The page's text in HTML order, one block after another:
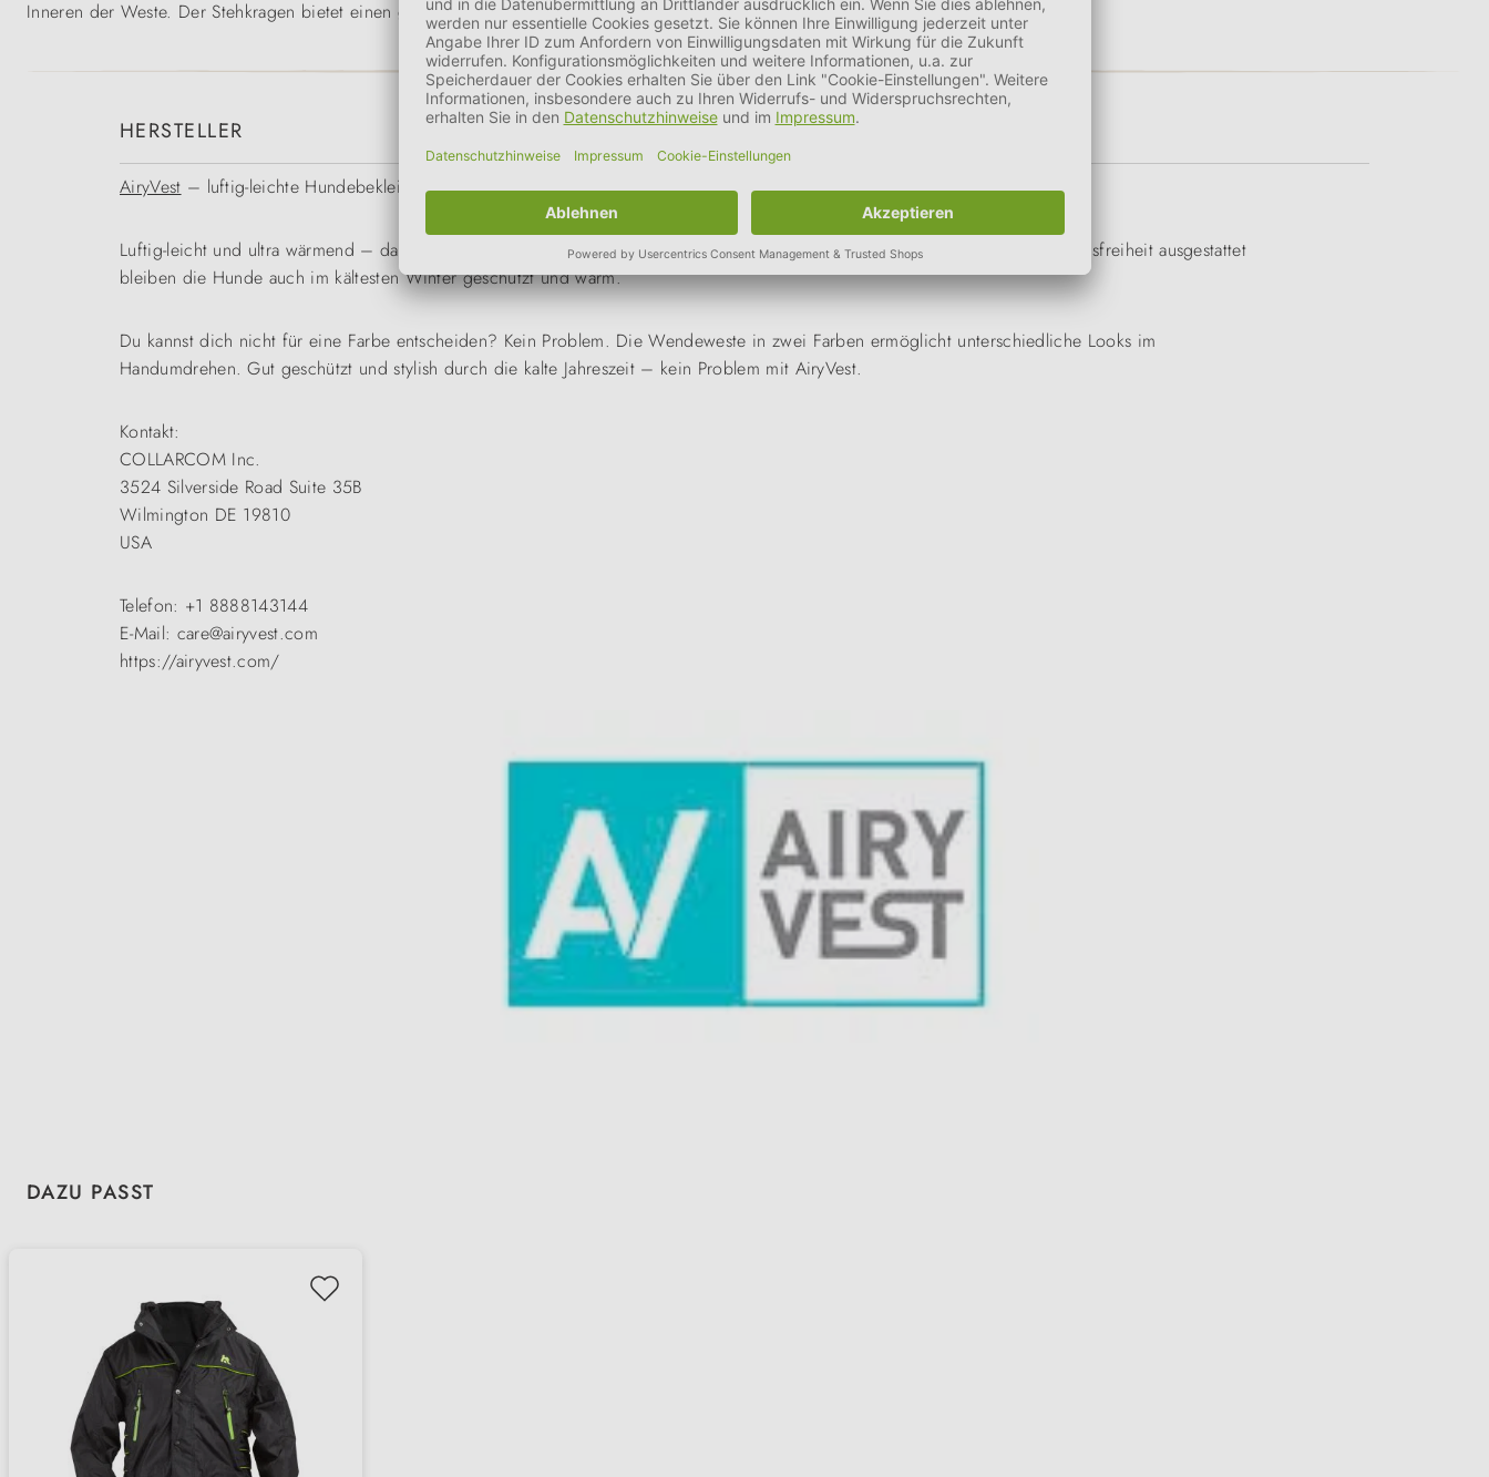
Inneren der Weste. Der Stehkragen bietet einen guten Schutz bei schlechtem Wetter.
HERSTELLER
AiryVest – luftig-leichte Hundebekleidung
Luftig-leicht und ultra wärmend – das sind die Hundefunktionsjacken von AiryVest. Verlässlich, komfortabel, mit viel Bewegungsfreiheit ausgestattet
bleiben die Hunde auch im kältesten Winter geschützt und warm.
Du kannst dich nicht für eine Farbe entscheiden? Kein Problem. Die Wendeweste in zwei Farben ermöglicht unterschiedliche Looks im
Handumdrehen. Gut geschützt und stylish durch die kalte Jahreszeit – kein Problem mit AiryVest.
Kontakt:
COLLARCOM Inc.
3524 Silverside Road Suite 35B
Wilmington DE 19810
USA
Telefon: +1 8888143144
E-Mail: care@airyvest.com
https://airyvest.com/
Produktgalerie überspringen
DAZU PASST